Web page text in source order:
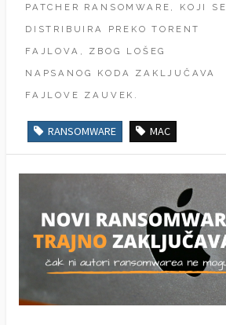
PATCHER RANSOMWARE, KOJI SE
DISTRIBUIRA PREKO TORENT
FAJLOVA, ZBOG LOŠEG
NAPSANOG KODA ZAKLJUČAVA
FAJLOVE ZAUVEK.
RANSOMWARE MAC